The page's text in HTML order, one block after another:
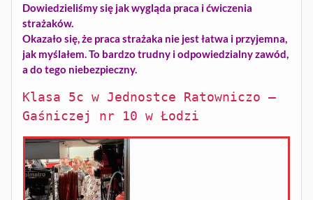
Dowiedzieliśmy się jak wygląda praca i ćwiczenia
strażaków.
Okazało się, że praca strażaka nie jest łatwa i przyjemna,
jak myślałem. To bardzo trudny i odpowiedzialny zawód,
a do tego niebezpieczny.
Klasa 5c w Jednostce Ratowniczo –
Gaśniczej nr 10 w Łodzi